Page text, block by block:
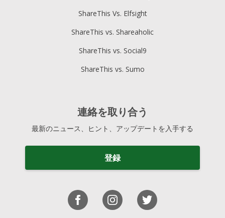
ShareThis Vs. Elfsight
ShareThis vs. Shareaholic
ShareThis vs. Social9
ShareThis vs. Sumo
連絡を取り合う
最新のニュース、ヒント、アップデートを入手する
登録